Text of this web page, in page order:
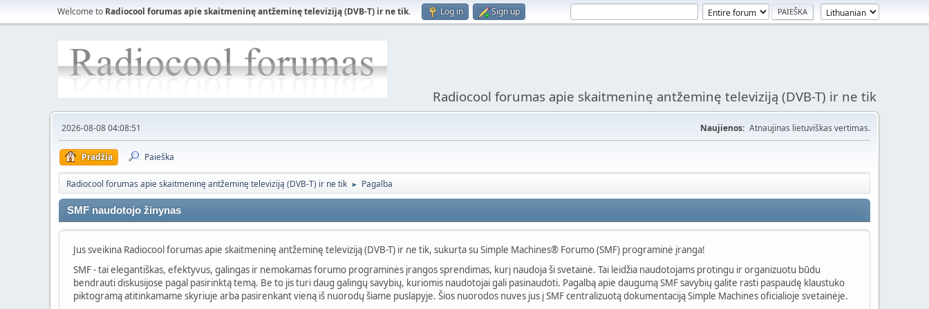
Welcome to Radiocool forumas apie skaitmeninę antžeminę televiziją (DVB-T) ir ne tik. Log in Sign up
Radiocool forumas apie skaitmeninę antžeminę televiziją (DVB-T) ir ne tik
2026-08-08 04:08:51 Naujienos: Atnaujinas lietuviškas vertimas.
Pradžia Paieška
Radiocool forumas apie skaitmeninę antžeminę televiziją (DVB-T) ir ne tik ► Pagalba
SMF naudotojo žinynas
Jus sveikina Radiocool forumas apie skaitmeninę antžeminę televiziją (DVB-T) ir ne tik, sukurta su Simple Machines® Forumo (SMF) programinė įranga!
SMF - tai elegantiškas, efektyvus, galingas ir nemokamas forumo programinės įrangos sprendimas, kurį naudoja ši svetainė. Tai leidžia naudotojams protingu ir organizuotu būdu
bendrauti diskusijose pagal pasirinktą temą. Be to jis turi daug galingų savybių, kuriomis naudotojai gali pasinaudoti. Pagalbą apie daugumą SMF savybių galite rasti paspaudę klaustuko
piktogramą atitinkamame skyriuje arba pasirenkant vieną iš nuorodų šiame puslapyje. Šios nuorodos nuves jus į SMF centralizuotą dokumentaciją Simple Machines oficialioje svetainėje.